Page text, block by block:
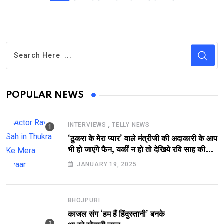
POPULAR NEWS
INTERVIEWS , TELLY NEWS
‘ठुकरा के मेरा प्यार’ वाले मंत्रीजी की अदाकारी के आप
भी हो जाएंगे फैन, यकीं न हो तो देखिये रवि साह की
दमदार भूमिका
JANUARY 19, 2025
BHOJPURI
काजल संग ‘हम हैं हिंदुस्तानी’ बनके